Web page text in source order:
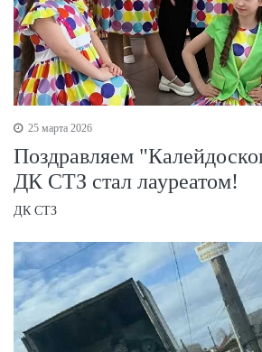
25 марта 2026
Поздравляем
ДК СТЗ стал лауреатом!
ДК СТЗ